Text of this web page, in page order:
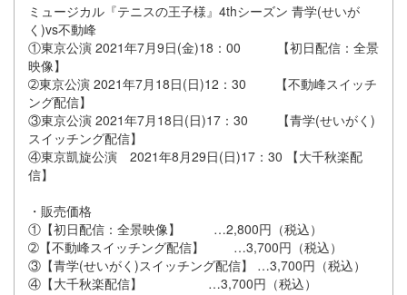
ミュージカル『テニスの王子様』4thシーズン 青学(せいが
く)vs不動峰
①東京公演 2021年7月9日(金)18：00 【初日配信：全景
映像】
➁東京公演 2021年7月18日(日)12：30 【不動峰スイッチ
ング配信】
③東京公演 2021年7月18日(日)17：30 【青学(せいがく)
スイッチング配信】
④東京凱旋公演 2021年8月29日(日)17：30 【大千秋楽配
信】
・販売価格
①【初日配信：全景映像】 …2,800円（税込）
➁【不動峰スイッチング配信】 …3,700円（税込）
③【青学(せいがく)スイッチング配信】 …3,700円（税込）
④【大千秋楽配信】 …3,700円（税込）